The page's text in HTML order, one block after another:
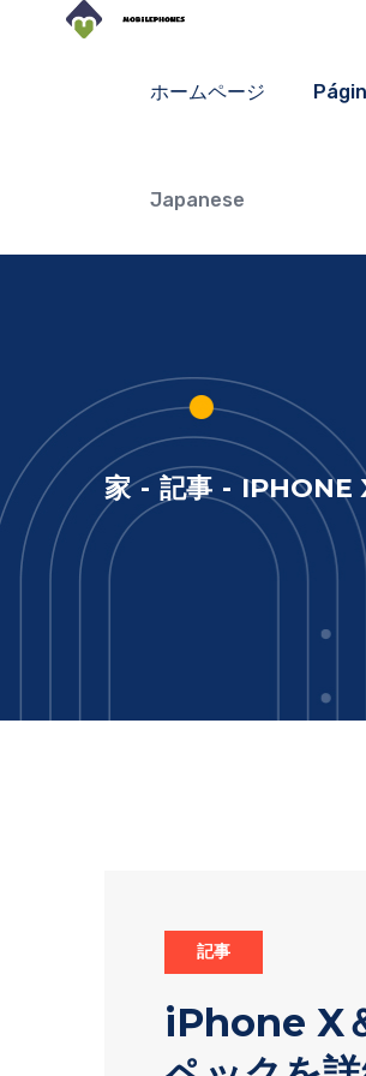
ホームページ
Japanese
家 - 記事 - IPHONE
記事
iPhone X